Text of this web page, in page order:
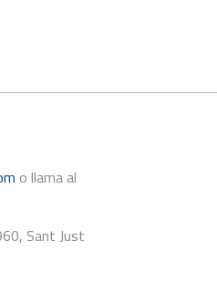
o llama al
Sant Just